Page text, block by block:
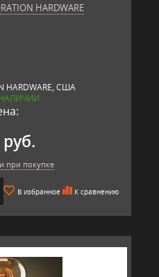
HARDWARE
HARDWARE, США
при покупке
В избранное К сравнению